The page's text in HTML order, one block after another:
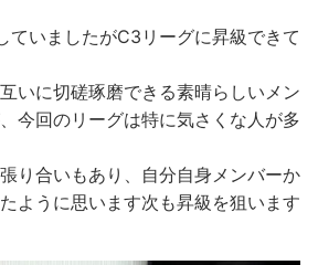
ていましたがC3リーグに昇級できて
いに切磋琢磨できる素晴らしいメン
今回のリーグは特に気さくな人が多
り合いもあり、自分自身メンバーか
ように思います次も昇級を狙います